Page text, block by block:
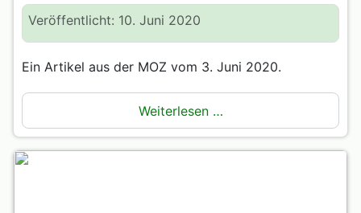
Veröffentlicht: 10. Juni 2020
Ein Artikel aus der MOZ vom 3. Juni 2020.
Weiterlesen …